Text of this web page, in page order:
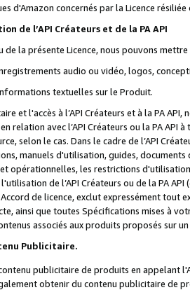
d'Amazon concernés par la Licence
de l’API Créateurs et de la PA API
de la présente Licence, nous pouvons
audio ou vidéo, logos,
textuelles sur le Produit.
et l'accès à l’API Créateurs et à la PA
relation avec l’API Créateurs ou la PA
selon le cas. Dans le cadre de l’API
manuels d'utilisation, guides,
opérationnelles, les restrictions
de l’API Créateurs ou de la PA
de licence, exclut expressément tout
ainsi que toutes Spécifications mises à
associés aux produits proposés sur
Publicitaire.
publicitaire de produits en appelant
obtenir du contenu publicitaire de